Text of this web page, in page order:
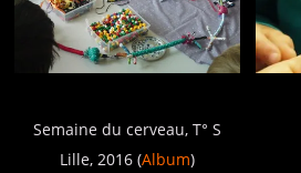
Semaine du cerveau, T° S
Lille, 2016 (Album)